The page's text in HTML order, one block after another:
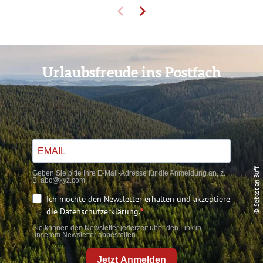
© Sebastian Buff
Urlaubsfreude ins Postfach
Geben Sie bitte Ihre E-Mail-Adresse für die Anmeldung an, z.
B. abc@xyz.com.
Ich möchte den Newsletter erhalten und akzeptiere
die Datenschutzerklärung.
Sie können den Newsletter jederzeit über den Link in
unserem Newsletter abbestellen.
Jetzt Anmelden